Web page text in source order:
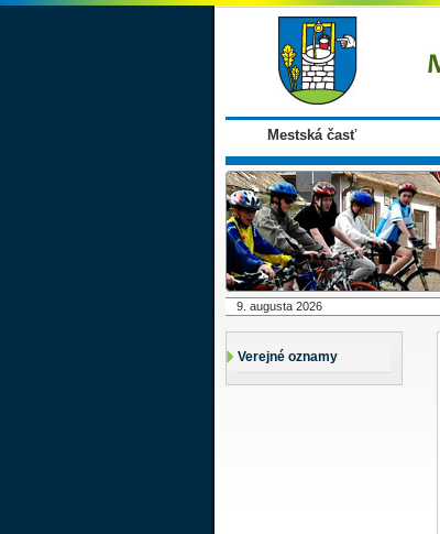
Mestská časť
9. augusta 2026
Verejné oznamy